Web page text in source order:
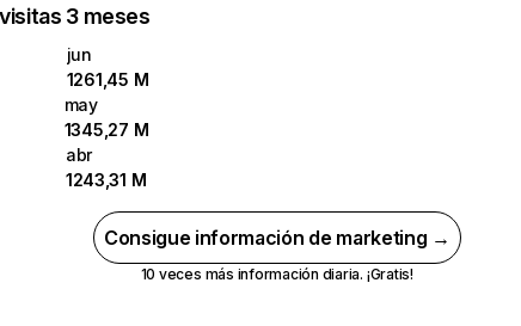
3 meses
jun
1261,45 M
may
1345,27 M
abr
1243,31 M
Consigue información de marketing →
10 veces más información diaria. ¡Gratis!